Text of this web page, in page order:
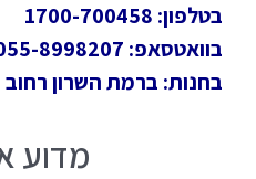
בטלפון: 1700-700458
בוואטסאפ: 055-8998207
בחנות: ברמת השרון רחוב
מדוע